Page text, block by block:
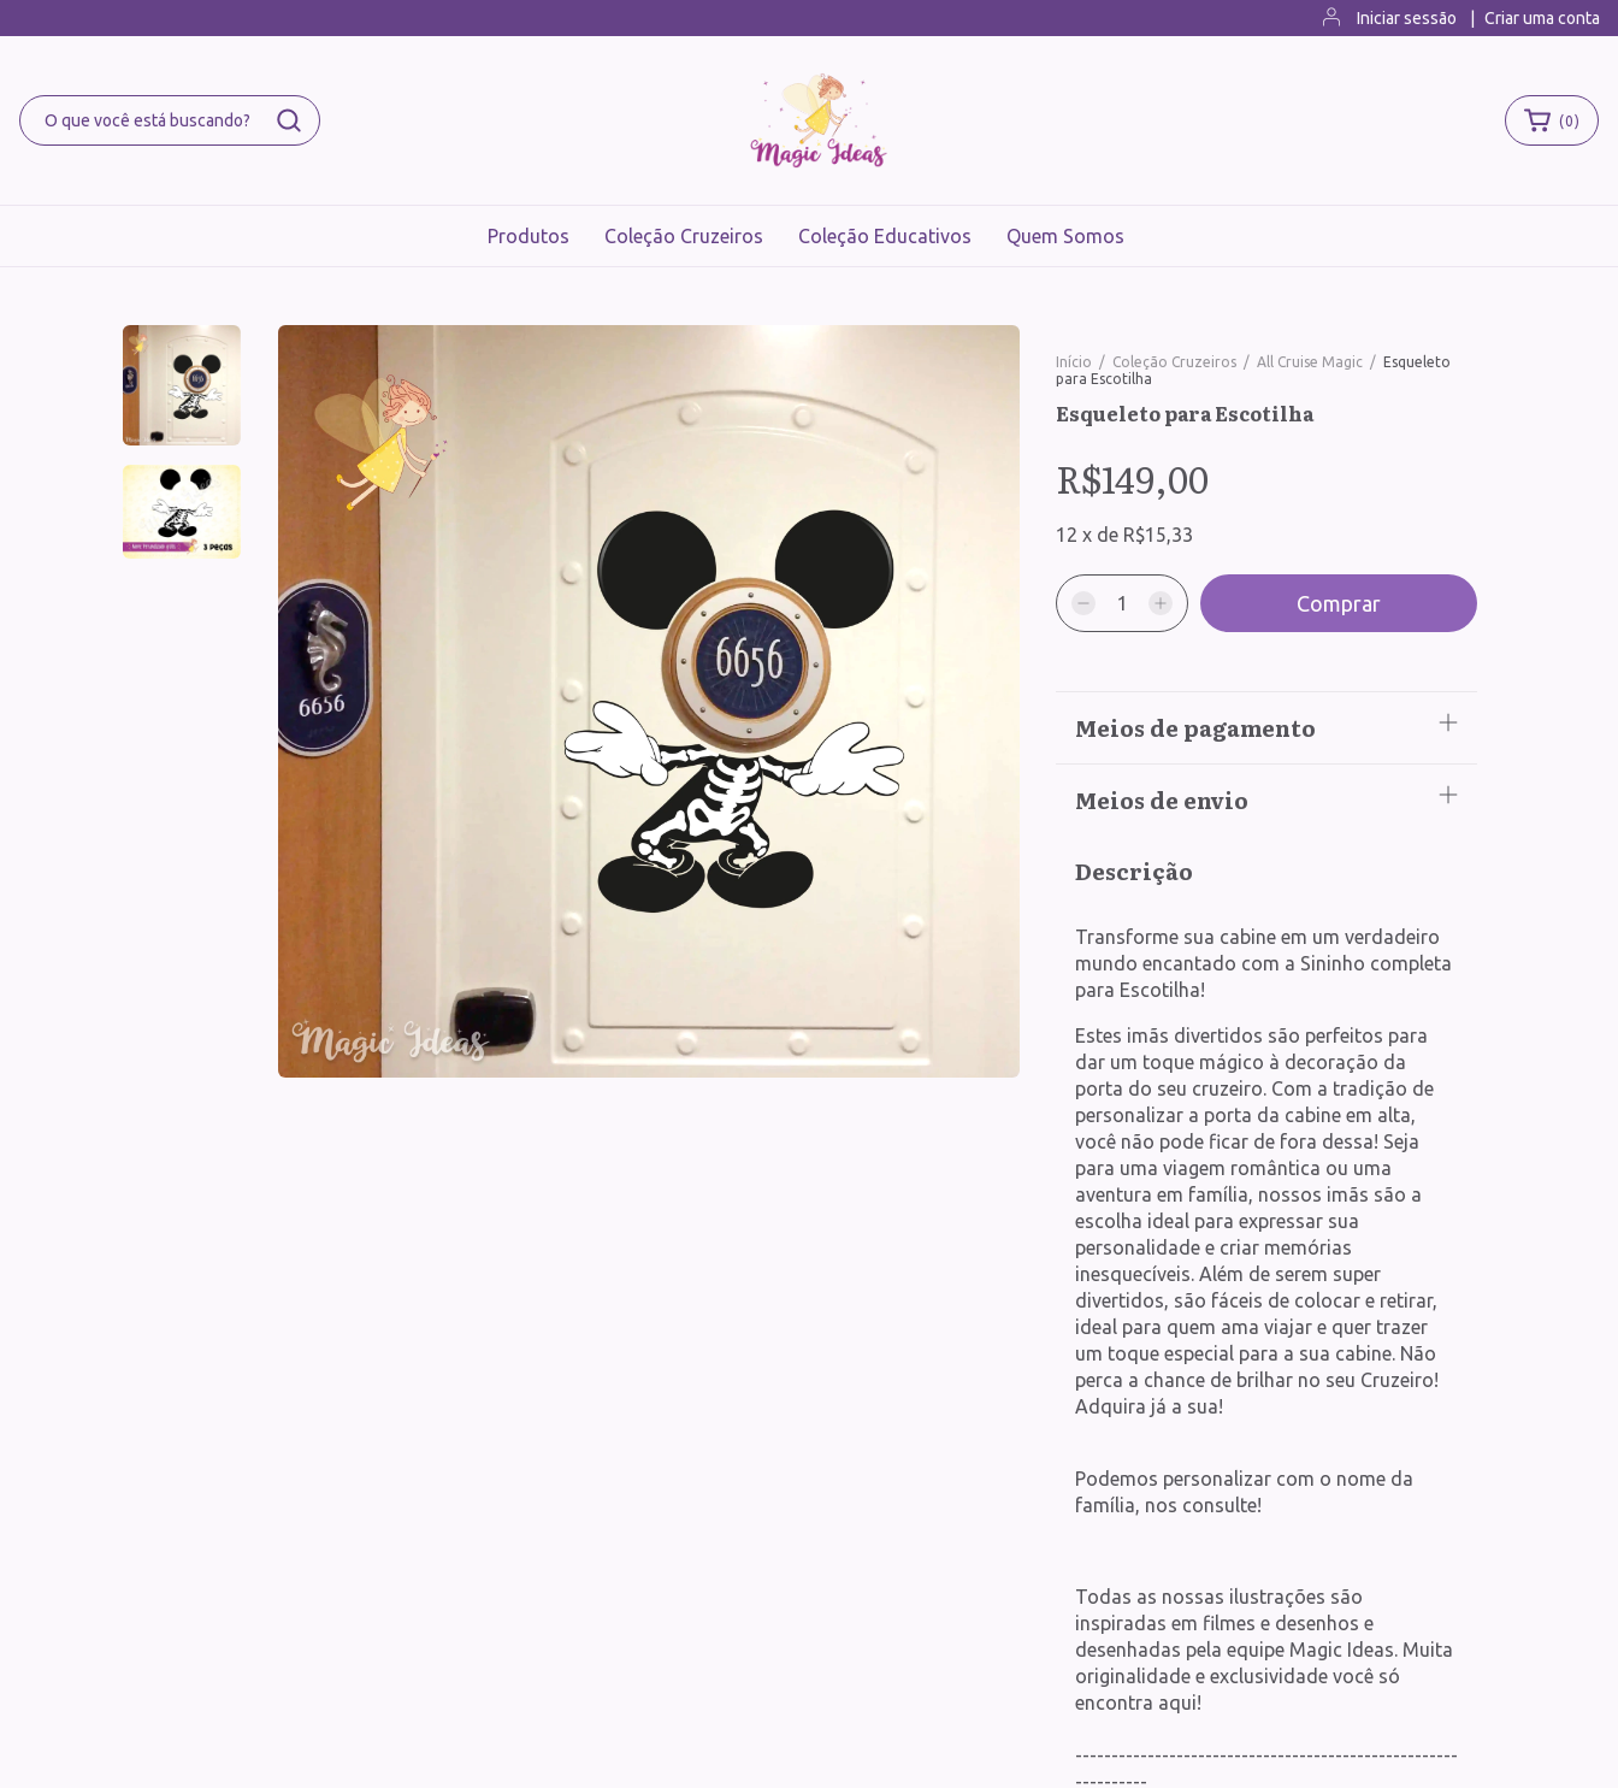
Iniciar sessão Criar uma conta
(0)
Produtos Coleção Cruzeiros Coleção Educativos Quem Somos
Início / Coleção Cruzeiros / All Cruise Magic / Esqueleto
para Escotilha
Esqueleto para Escotilha
R$149,00
12 x de R$15,33
Meios de pagamento
Meios de envio
Descrição
Transforme sua cabine em um verdadeiro
mundo encantado com a Sininho completa
para Escotilha!
Estes imãs divertidos são perfeitos para
dar um toque mágico à decoração da
porta do seu cruzeiro. Com a tradição de
personalizar a porta da cabine em alta,
você não pode ficar de fora dessa! Seja
para uma viagem romântica ou uma
aventura em família, nossos imãs são a
escolha ideal para expressar sua
personalidade e criar memórias
inesquecíveis. Além de serem super
divertidos, são fáceis de colocar e retirar,
ideal para quem ama viajar e quer trazer
um toque especial para a sua cabine. Não
perca a chance de brilhar no seu Cruzeiro!
Adquira já a sua!
Podemos personalizar com o nome da
família, nos consulte!
Todas as nossas ilustrações são
inspiradas em filmes e desenhos e
desenhadas pela equipe Magic Ideas. Muita
originalidade e exclusividade você só
encontra aqui!
-----------------------------------------------------
----------